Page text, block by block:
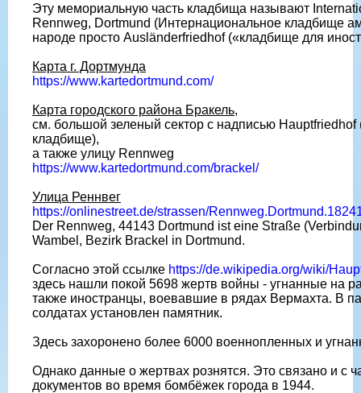
Эту мемориальную часть кладбища называют
Rennweg, Dortmund (Интернациональное кладбище
народе просто Аusländerfriedhof («кладбище для
Карта г. Дортмунда
https://www.kartedortmund.com/
Карта городского района Бракель,
см. большой зеленый сектор с надписью Hauptfriedhof
кладбище),
а также улицу Rennweg
https://www.kartedortmund.com/brackel/
Улица Реннвег
https://onlinestreet.de/strassen/
Der Rennweg, 44143 Dortmund ist eine Straße
Wambel, Bezirk Brackel in Dortmund.
Согласно этой ссылке https://de.wikipedia.org/wiki/
здесь нашли покой 5698 жертв войны - угнанные на
также иностранцы, воевавшие в рядах Вермахта. В
солдатах установлен памятник.
Здесь захоронено более 6000 военнопленных и
Однако данные о жертвах рознятся. Это связано и с
документов во время бомбёжек города в 1944.